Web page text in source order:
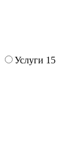
Услуги 15